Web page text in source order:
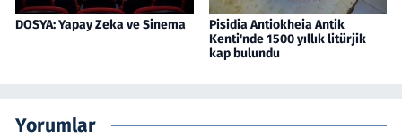
DOSYA: Yapay Zeka ve Sinema
Pisidia Antiokheia Antik
Kenti'nde 1500 yıllık litürjik
kap bulundu
Yorumlar